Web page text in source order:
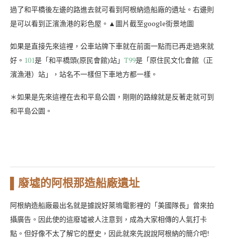
過了和平橋後左邊的路進去就可看到阿根納造船廠的遺址。右邊則
是可以看到正濱漁港的彩色屋。▲圖片截至google街景地圖
如果是直接先來這裡，公車站牌下車就在前面一點而已再走過來就
好。 101是「和平橋頭(原民會館)站」 T99是「原住民文化會館（正
濱漁港）站」，站名不一樣但下車地方都一樣。
＊如果是先來這裡在去和平島公園，剛剛的路線就是反著走就可到
和平島公園。
▌廢墟的阿根那造船廠遺址
阿根納造船廠最出名就是據說好萊塢電影裡的「美國隊長」曾來拍
攝廣告。因此使的這廢墟被人注意到，成為大家相傳的人氣打卡
點。但好像不太了解它的歷史，因此就來先說說阿根納的簡介吧!